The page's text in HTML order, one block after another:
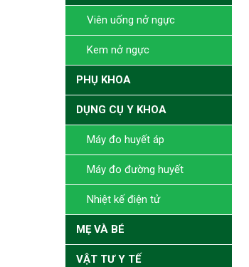
Viên uống nở ngực
Kem nở ngực
PHỤ KHOA
DỤNG CỤ Y KHOA
Máy đo huyết áp
Máy đo đường huyết
Nhiệt kế điện tử
MẸ VÀ BÉ
VẬT TƯ Y TẾ